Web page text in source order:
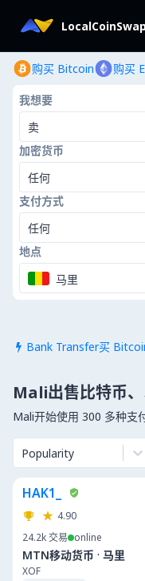
LocalCoinSwap
购买 Bitcoin 购买
我想要
卖
加密货币
任何
支付方式
任何
地点
马里
 Bank Transfer买
Mali出售比特币
Mali开始使用 300 多种支
Popularity
HAK1_
4.90
24.2k交易 online
MTN移动货币 · 马里
XOF